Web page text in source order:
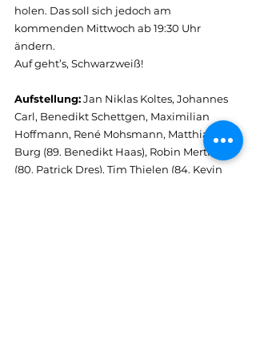
holen. Das soll sich jedoch am
kommenden Mittwoch ab 19:30 Uhr
ändern.
Auf geht’s, Schwarzweiß!
Aufstellung: Jan Niklas Koltes, Johannes
Carl, Benedikt Schettgen, Maximilian
Hoffmann, René Mohsmann, Matthias
Burg (89. Benedikt Haas), Robin Mertinitz
(80. Patrick Dres), Tim Thielen (84. Kevin